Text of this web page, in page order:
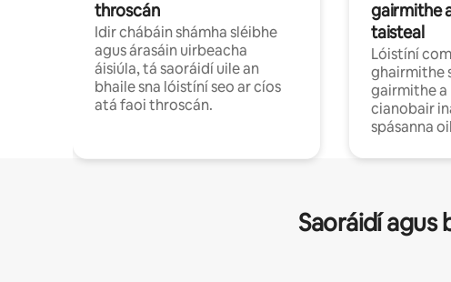
throscán
Idir chábáin shámha sléibhe
agus árasáin uirbeacha
áisiúla, tá saoráidí uile an
bhaile sna lóistíní seo ar cíos
atá faoi throscán.
gairmithe
taisteal
Lóistíní
ghairmithe
gairmithe a
cianobair
spásanna
Saoráidí